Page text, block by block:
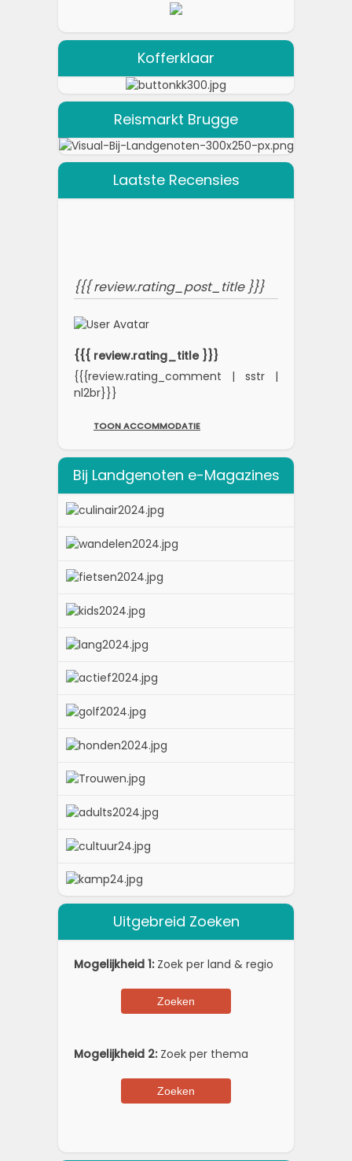
Kofferklaar
Reismarkt Brugge
Laatste Recensies
{{{ review.rating_post_title }}}
{{{ review.rating_title }}}
{{{review.rating_comment | sstr |
nl2br}}}
TOON ACCOMMODATIE
Bij Landgenoten e-Magazines
Uitgebreid Zoeken
Mogelijkheid 1:Zoek per land & regio
Mogelijkheid 2:Zoek per thema